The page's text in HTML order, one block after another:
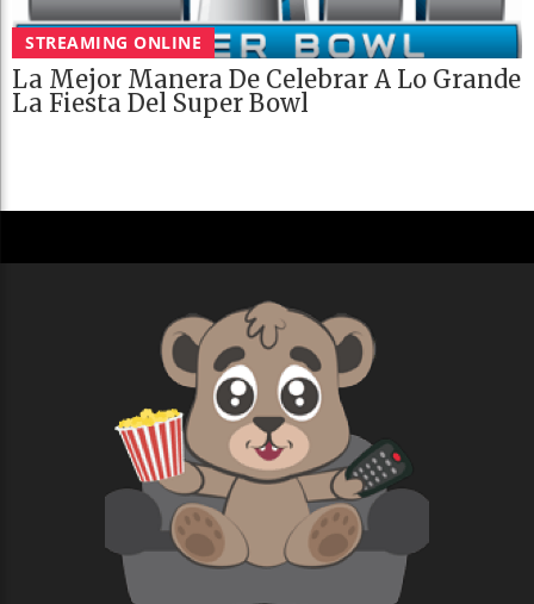
STREAMING ONLINE
La Mejor Manera De Celebrar A Lo Grande
La Fiesta Del Super Bowl